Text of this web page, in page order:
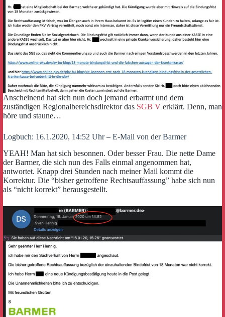
Anscheinend hat sich nun doch jemand erbarmt und dem
zuständigen Regionalbereichsdirektor das SGB V erklärt. Denn, man
höre und staune…
Logbuch: 16.1.2020, 14:52 Uhr – E-Mail von der Barmer
YEAH! Man hat sich besonnen. Oder besser Frau. Die nette Dame
der Barmer, die sich nun des Falls einmal angenommen hat,
antwortet. Knapp drei Stunden nach meiner Mail kommt die
Korrektur. Die “bisher getroffene Rechtsauffassung” habe sich nun
als “nicht korrekt” herausgestellt.